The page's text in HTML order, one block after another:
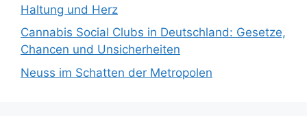
Haltung und Herz
Cannabis Social Clubs in Deutschland: Gesetze,
Chancen und Unsicherheiten
Neuss im Schatten der Metropolen